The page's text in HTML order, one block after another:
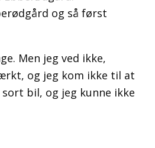
og så først
Men jeg ved ikke,
og jeg kom ikke til at
bil, og jeg kunne ikke